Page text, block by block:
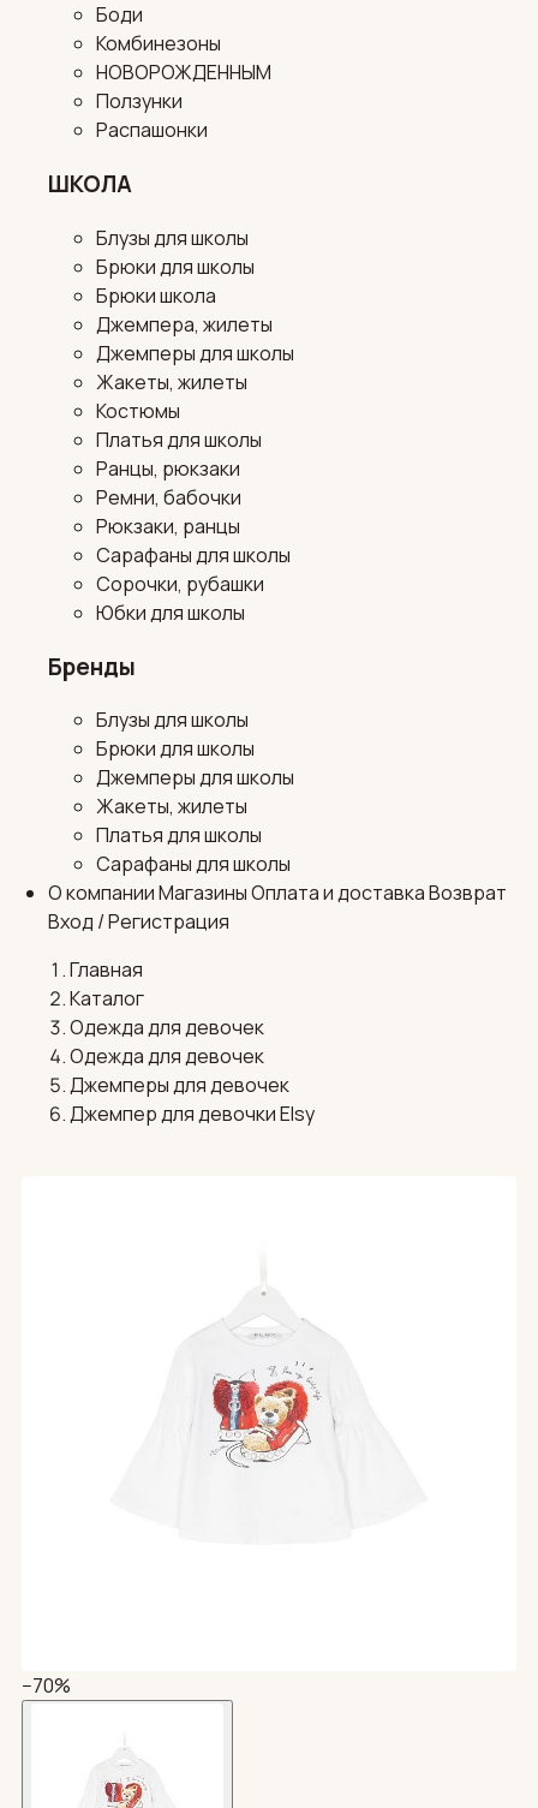
Боди
Комбинезоны
НОВОРОЖДЕННЫМ
Ползунки
Распашонки
ШКОЛА
Блузы для школы
Брюки для школы
Брюки школа
Джемпера, жилеты
Джемперы для школы
Жакеты, жилеты
Костюмы
Платья для школы
Ранцы, рюкзаки
Ремни, бабочки
Рюкзаки, ранцы
Сарафаны для школы
Сорочки, рубашки
Юбки для школы
Бренды
Блузы для школы
Брюки для школы
Джемперы для школы
Жакеты, жилеты
Платья для школы
Сарафаны для школы
О компанииМагазиныОплата и доставкаВозврат
Вход / Регистрация
Главная
Каталог
Одежда для девочек
Одежда для девочек
Джемперы для девочек
Джемпер для девочки Elsy
−70%